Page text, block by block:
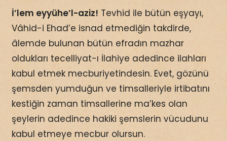
İ’lem eyyühe’l-aziz! Tevhid ile bütün eşyayı,
Vâhid-i Ehad’e isnad etmediğin takdirde,
âlemde bulunan bütün efradın mazhar
oldukları tecelliyat-ı İlahiye adedince ilahları
kabul etmek mecburiyetindesin. Evet, gözünü
şemsden yumduğun ve timsalleriyle irtibatını
kestiğin zaman timsallerine ma’kes olan
şeylerin adedince hakiki şemslerin vücudunu
kabul etmeye mecbur olursun.